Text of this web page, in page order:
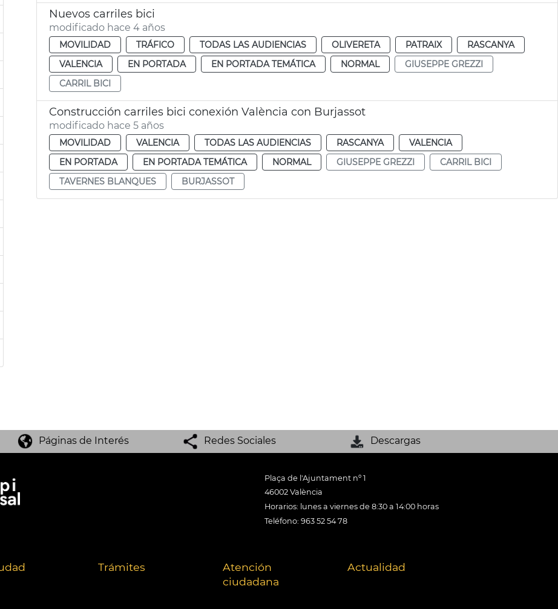
Nuevos carriles bici
modificado hace 4 años
MOVILIDAD TRÁFICO TODAS LAS AUDIENCIAS OLIVERETA PATRAIX
RASCANYA
VALENCIA
EN PORTADA EN PORTADA TEMÁTICA NORMAL
GIUSEPPE GREZZI
CARRIL BICI
Construcción carriles bici conexión València con Burjassot
modificado hace 5 años
MOVILIDAD VALENCIA TODAS LAS AUDIENCIAS RASCANYA
VALENCIA
EN PORTADA
EN PORTADA TEMÁTICA NORMAL GIUSEPPE GREZZI
CARRIL BICI
TAVERNES BLANQUES
BURJASSOT
Páginas de Interés Redes Sociales Descargas
Plaça de l'Ajuntament nº 1
46002 València
Horarios: lunes a viernes de 8:30 a 14:00 horas
Teléfono: 963 52 54 78
Trámites
Atención
ciudadana
Actualidad